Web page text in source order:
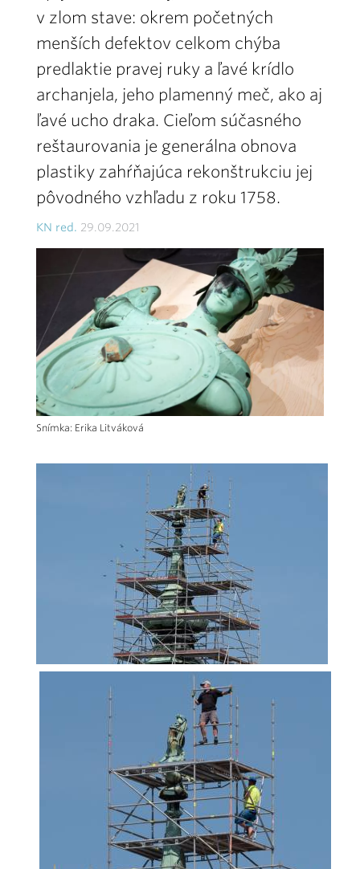
v zlom stave: okrem početných
menších defektov celkom chýba
predlaktie pravej ruky a ľavé krídlo
archanjela, jeho plamenný meč, ako aj
ľavé ucho draka. Cieľom súčasného
reštaurovania je generálna obnova
plastiky zahŕňajúca rekonštrukciu jej
pôvodného vzhľadu z roku 1758.
KN red. 29.09.2021
Snímka: Erika Litváková